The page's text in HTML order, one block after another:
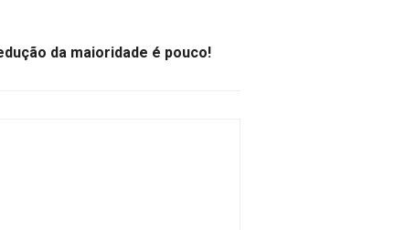
da maioridade é pouco!